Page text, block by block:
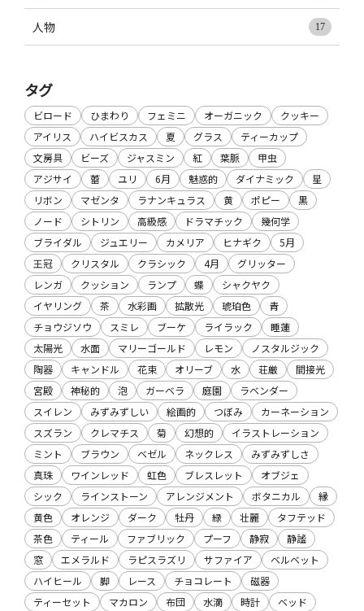
人物 17
タグ
ビロード ひまわり フェミニ オーガニック
クッキー
アイリス
ハイビスカス 夏 グラス
ティーカップ
文房具
ビーズ ジャスミン 紅 葉脈
甲虫
アジサイ
蕾 ユリ 6月 魅惑的 ダイナミック
星
リボン
マゼンタ ラナンキュラス 黄 ポピー
黒
ノード
シトリン 高級感 ドラマチック
幾何学
ブライダル
ジュエリー カメリア ヒナギク
5月
王冠
クリスタル クラシック 4月
グリッター
レンガ
クッション ランプ 蝶
シャクヤク
イヤリング
茶 水彩画 拡散光 琥珀色
青
チョウジソウ
スミレ ブーケ ライラック
睡蓮
太陽光
水面 マリーゴールド レモン
ノスタルジック
陶器
キャンドル 花束 オリーブ 水 荘厳
間接光
宮殿
神秘的 泡 ガーベラ 庭園
ラベンダー
スイレン
みずみずしい 絵画的 つぼみ
カーネーション
スズラン
クレマチス 菊 幻想的
イラストレーション
ミント
ブラウン ベゼル ネックレス
みずみずしさ
真珠
ワインレッド 虹色 ブレスレット
オブジェ
シック
ラインストーン アレンジメント ボタニカル
縁
黄色
オレンジ ダーク 牡丹 緑 壮麗
タフテッド
茶色
ティール ファブリック プーフ 静寂
静謐
窓
エメラルド ラピスラズリ サファイア
ベルベット
ハイヒール
脚 レース チョコレート
磁器
ティーセット
マカロン 布団 水滴 時計
ベッド